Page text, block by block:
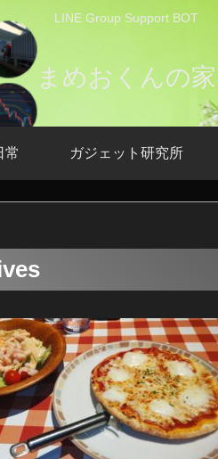
LINE Group Support BOT
まめおくんの家
常 ガジェット研究所